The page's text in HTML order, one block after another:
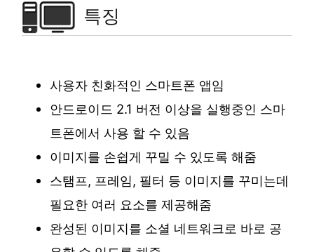
특징
사용자 친화적인 스마트폰 앱임
안드로이드 2.1 버전 이상을 실행중인 스마
트폰에서 사용 할 수 있음
이미지를 손쉽게 꾸밀 수 있도록 해줌
스탬프, 프레임, 필터 등 이미지를 꾸미는데
필요한 여러 요소를 제공해줌
완성된 이미지를 소셜 네트워크로 바로 공